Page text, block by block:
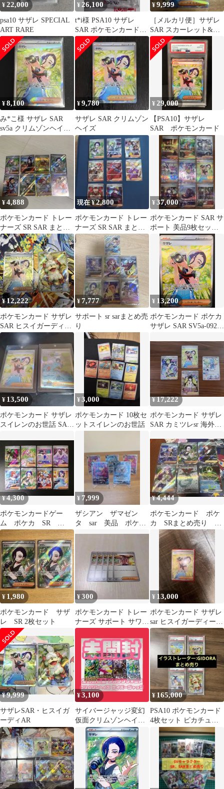
¥22,000
psa10 サザレ SPECIAL
ART RARE
¥ 26,100
t*i様 PSA10 サザレ
SAR ポケモンカードゲ
ーム
¥9,999
［メルカリ便］サザレ
SAR スカーレット&バ
イオレット
¥8,100
み*こ様 サザレ SAR
sv5a クリムゾンヘイズ
092/066
¥9,780
サザレ SAR クリムゾン
ヘイズ
¥29,000
【PSA10】サザレ
SAR ポケモンカード
¥4,888
ポケモンカード トレー
ナーズ SR SAR まとめ
売り
現在 ¥2,800
ポケモンカード トレー
ナーズ SR SAR まとめ
売り
¥37,000
ポケモンカード SAR サ
ポート 美品9枚セット
【特価】
¥12,222
ポケモンカード サザレ
SAR ヒスイガーディ
AR セット
¥7,777
サポート sr sarまとめ売
り
¥ 13,200
ポケモンカード ポケカ
サザレ SAR SV5a-092
「クリムゾンヘイズ」
_241
¥ 13,500
ポケモンカード サザレ
スイレンのお世話 SAR
¥3,000
ポケモンカード 10枚セ
ットスイレンのお世話
¥17,222
ポケモンカード サザレ
SAR カミツレsr 海外版
¥4,300
ポケモンカードゲー
ム ポケカ SR
SAR 8枚セット
¥ 7,999
ザシアン ザマゼン
タ sar 美品 ポケモ
ンカード
¥4,444
ポケモンカード ポケ
カ SRまとめ売り 引
退品
¥ 1,980
ポケモンカード サザ
レ SR 2枚セット
¥300
ポケモンカード トレー
ナーズ サポート サワロ
５枚セット
¥ 13,000
ポケモンカード サザレ
sar ヒスイガーディーレ
アセット
¥9,999
サザレSAR・ヒスイガ
ーディAR
¥3,100
サイバージャッジ変幻
仮面クリムゾンヘイズ
メガシンフォニアポケ
モンカード未開封4P
¥ 165,000
PSA10 ポケモンカード
4枚セット ピカチュウ
exキハダ サザレ